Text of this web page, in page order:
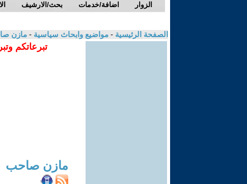
بحث/الارشيف اضافة/خدمات الزوار
الصفحة الرئيسية - مواضيع وابحاث سياسية - مازن
تبرعاتكم
مازن صاحب